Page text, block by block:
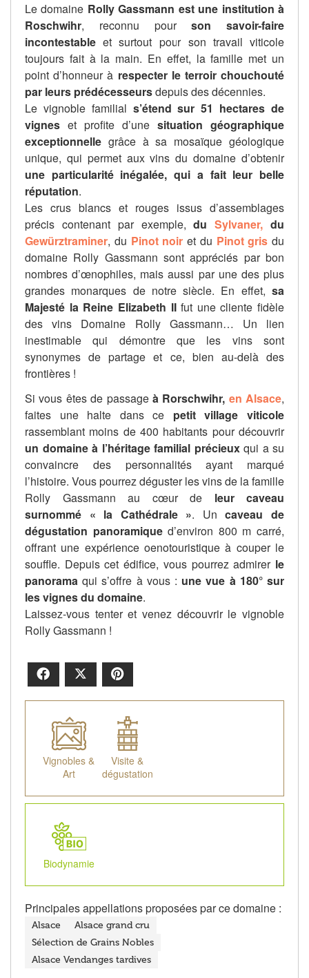
Le domaine Rolly Gassmann est une institution à
Roschwihr, reconnu pourson savoir-faire
incontestable et surtout pour son travail viticole
toujours fait à la main. En effet, la famille met un
point d’honneur à respecter le terroir chouchouté
par leurs prédécesseursdepuis des décennies.
Le vignoble familial s’étend sur 51 hectares de
vignes et profite d’une situation géographique
exceptionnelle grâce à sa mosaïque géologique
unique, qui permet aux vins du domaine d’obtenir
une particularité inégalée, qui a fait leur belle
réputation.
Les crus blancs et rouges issus d’assemblages
précis contenant par exemple,duSylvaner, du
Gewürztraminer, du Pinot noir et du Pinot gris du
domaine Rolly Gassmann sont appréciés par bon
nombres d’œnophiles, mais aussi par une des plus
grandes monarques de notre siècle. En effet, sa
Majesté la Reine Elizabeth IIfut une cliente fidèle
des vins Domaine Rolly Gassmann… Un lien
inestimable qui démontre que les vins sont
synonymes de partage et ce, bien au-delà des
frontières !
Si vous êtes de passage à Rorschwihr, en Alsace,
faites une halte dans ce petit village viticole
rassemblant moins de 400 habitants pour découvrir
un domaine à l’héritage familial précieuxqui a su
convaincre des personnalités ayant marqué
l’histoire. Vous pourrez déguster les vins de la famille
Rolly Gassmann au cœur de leur caveau
surnommé « la Cathédrale ». Uncaveau de
dégustation panoramiqued’environ 800 m carré,
offrant une expérience oenotouristique à couper le
souffle. Depuis cet édifice, vous pourrez admirer le
panorama qui s’offre à vous : une vue à 180° sur
les vignes du domaine.
Laissez-vous tenter et venez découvrir le vignoble
Rolly Gassmann !
Facebook
Vignobles &
Art
Visite &
dégustation
Biodynamie
Principales appellations proposées par ce domaine :
Alsace
Alsace grand cru
Sélection de Grains Nobles
Alsace Vendanges tardives